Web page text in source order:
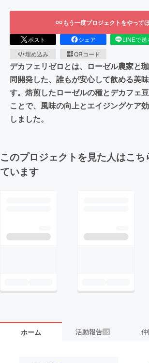
もう一度プロジェクトをやって
ポスト シェア LINEで送
埋め込み
QRコード
デカフェリゼロとは、ローゼル農家と
同開発した、誰もが安心して飲める美
す。焙煎したローゼルの種とデカフェ
ことで、風味の向上とエイジングケア
しました。
このプロジェクトを見た人はこち
ています
ホーム 活動報告 15